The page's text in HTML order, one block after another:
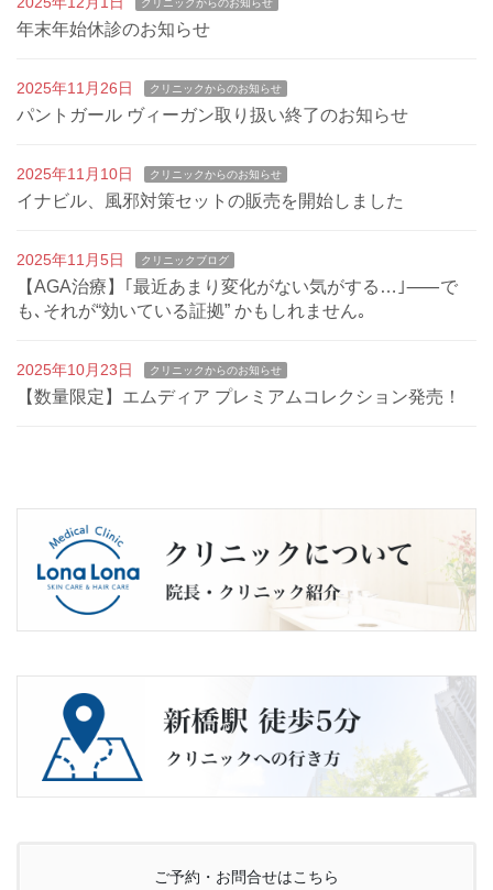
クリニックからのお知らせ
年末年始休診のお知らせ
2025年11月26日 クリニックからのお知らせ
パントガール ヴィーガン取り扱い終了のお知らせ
2025年11月10日 クリニックからのお知らせ
イナビル、風邪対策セットの販売を開始しました
2025年11月5日 クリニックブログ
【AGA治療】｢最近あまり変化がない気がする…｣⸺で
も､それが“効いている証拠” かもしれません｡
2025年10月23日 クリニックからのお知らせ
【数量限定】エムディア プレミアムコレクション発売！
ご予約・お問合せはこちら